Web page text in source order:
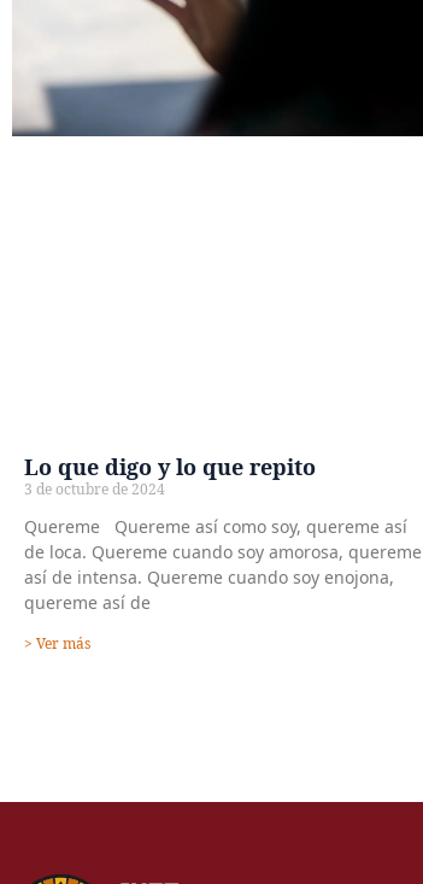
Lo que digo y lo que repito
3 de octubre de 2024
Quereme Quereme así como soy, quereme así
de loca. Quereme cuando soy amorosa, quereme
así de intensa. Quereme cuando soy enojona,
quereme así de
> Ver más